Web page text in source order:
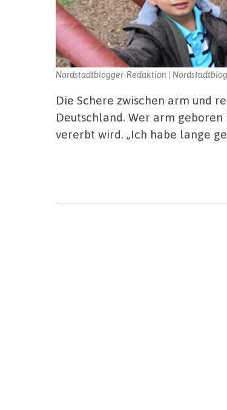
Nordstadtblogger-Redaktion |
Die Schere zwischen arm und
Deutschland. Wer arm
vererbt wird. „Ich habe lange